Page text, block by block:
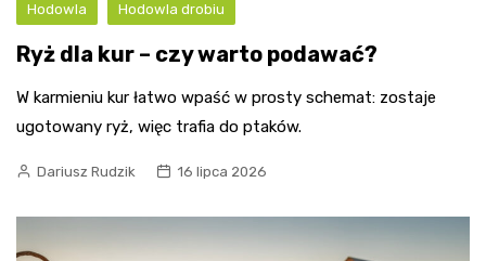
Hodowla Hodowla drobiu
Ryż dla kur – czy warto podawać?
W karmieniu kur łatwo wpaść w prosty schemat: zostaje
ugotowany ryż, więc trafia do ptaków.
Dariusz Rudzik 16 lipca 2026